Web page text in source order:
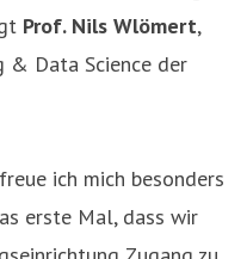
Prof. Nils Wlömert,
Data Science der
ich mich besonders
erste Mal, dass wir